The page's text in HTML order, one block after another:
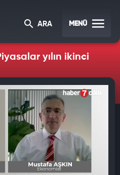
ARA MENÜ
yılın ikinci